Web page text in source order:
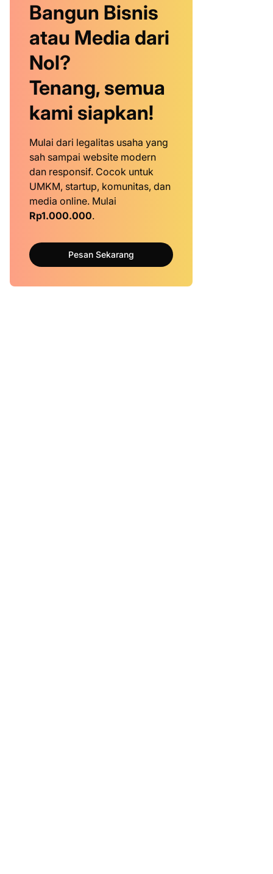
Bangun Bisnis
atau Media dari
Nol?
Tenang, semua
kami siapkan!
Mulai dari legalitas usaha yang
sah sampai website modern
dan responsif. Cocok untuk
UMKM, startup, komunitas, dan
media online. Mulai
Rp1.000.000.
Pesan Sekarang